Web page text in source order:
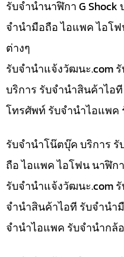
รับจำนำนาฬิกา G
จำนำมือถือ ไอแพค ไอโ
ต่างๆ
รับจํานําแจ้งวัฒนะ.com
บริการ รับจำนำสินค้าไอ
โทรศัพท์ รับจำนำไอแพค
รับจำนำโน๊ตบุ๊ค บริการ
ถือ ไอแพค ไอโฟน นาฬิก
รับจํานําแจ้งวัฒนะ.com
จำนำสินค้าไอที รับจำนำ
จำนำไอแพค รับจำนำกล้